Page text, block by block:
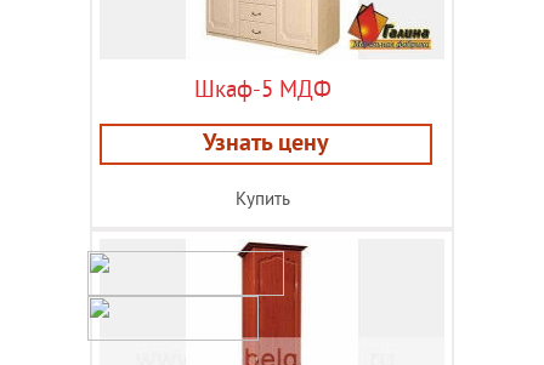
Шкаф-5 МДФ
Узнать цену
Купить